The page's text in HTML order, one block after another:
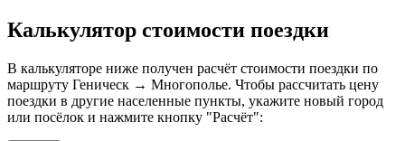
Калькулятор стоимости поездки
В калькуляторе ниже получен расчёт стоимости поездки по
маршруту Геническ → Многополье. Чтобы рассчитать цену
поездки в другие населенные пункты, укажите новый город
или посёлок и нажмите кнопку "Расчёт":